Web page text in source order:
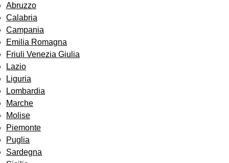
Abruzzo
Calabria
Campania
Emilia Romagna
Friuli Venezia Giulia
Lazio
Liguria
Lombardia
Marche
Molise
Piemonte
Puglia
Sardegna